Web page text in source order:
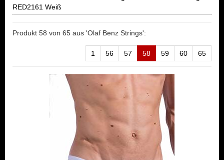
RED2161 Weiß
Produkt 58 von 65 aus 'Olaf Benz Strings':
1 56 57 58 59 60 65